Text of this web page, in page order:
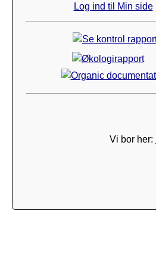
Log ind til Min side
Vi bor her: